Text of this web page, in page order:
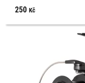
250Kč